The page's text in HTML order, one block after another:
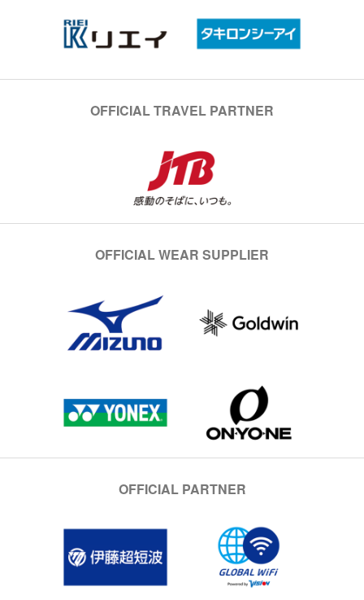
OFFICIAL TRAVEL PARTNER
OFFICIAL WEAR SUPPLIER
OFFICIAL PARTNER